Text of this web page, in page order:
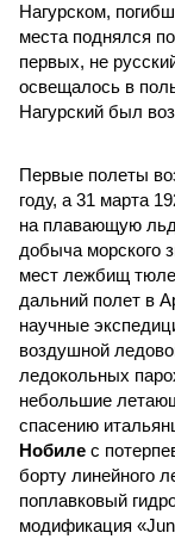
Нагурском,
места поднялся
первых, не
освещалось в
Нагурский был
Первые полеты
году, а 31 марта
на плавающую
добыча морского
мест лежбищ
дальний полет в
научные
воздушной
ледокольных
небольшие
спасению
Нобиле с
борту линейного
поплавковый
модификация